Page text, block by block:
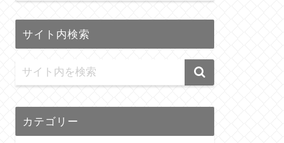
サイト内検索
カテゴリー